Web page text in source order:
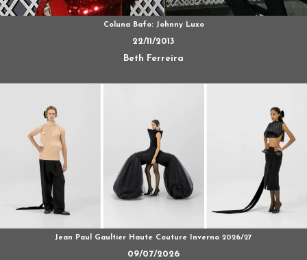
Coluna Bafo: Johnny Luxo
22/11/2013
Beth Ferreira
Jean Paul Gaultier Haute Couture Inverno 2026/27
09/07/2026